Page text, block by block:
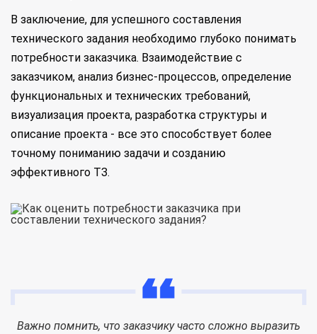
В заключение, для успешного составления
технического задания необходимо глубоко понимать
потребности заказчика. Взаимодействие с
заказчиком, анализ бизнес-процессов, определение
функциональных и технических требований,
визуализация проекта, разработка структуры и
описание проекта - все это способствует более
точному пониманию задачи и созданию
эффективного ТЗ.
Важно помнить, что заказчику часто сложно выразить